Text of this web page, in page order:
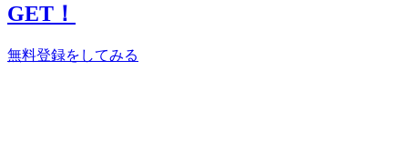
GET！
無料登録をしてみる